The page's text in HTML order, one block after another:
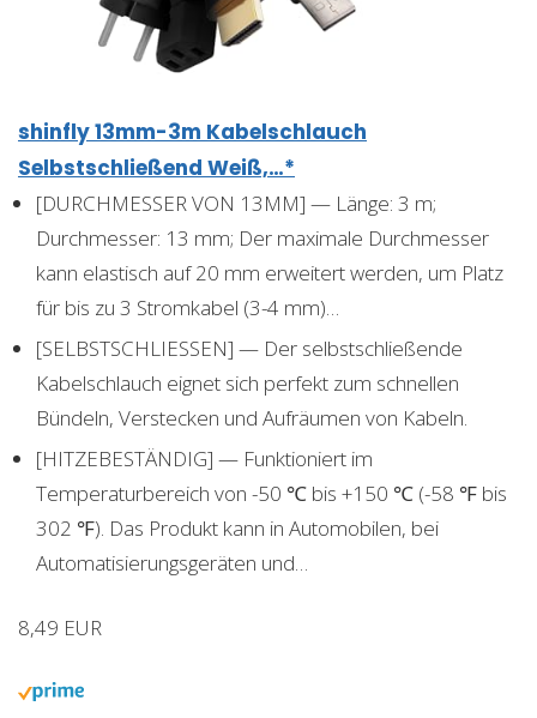
shinfly 13mm-3m Kabelschlauch
Selbstschließend Weiß,…*
[DURCHMESSER VON 13MM] — Länge: 3 m;
Durchmesser: 13 mm; Der maximale Durchmesser
kann elastisch auf 20 mm erweitert werden, um Platz
für bis zu 3 Stromkabel (3-4 mm)…
[SELBSTSCHLIESSEN] — Der selbstschließende
Kabelschlauch eignet sich perfekt zum schnellen
Bündeln, Verstecken und Aufräumen von Kabeln.
[HITZEBESTÄNDIG] — Funktioniert im
Temperaturbereich von -50 ℃ bis +150 ℃ (-58 ℉ bis
302 ℉). Das Produkt kann in Automobilen, bei
Automatisierungsgeräten und…
8,49 EUR